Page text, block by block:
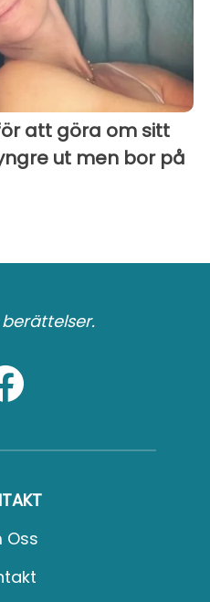
att göra om sitt
ut men bor på
Oss